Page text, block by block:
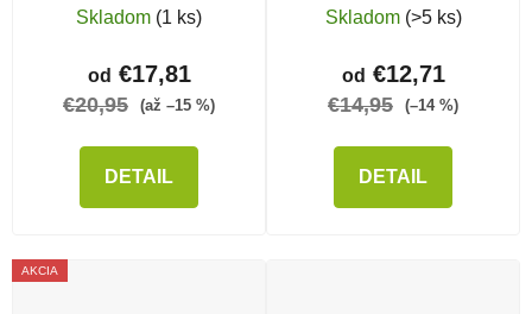
Skladom (1 ks)
od €17,81
€20,95 (až –15 %)
DETAIL
Skladom (>5 ks)
od €12,71
€14,95 (–14 %)
DETAIL
AKCIA